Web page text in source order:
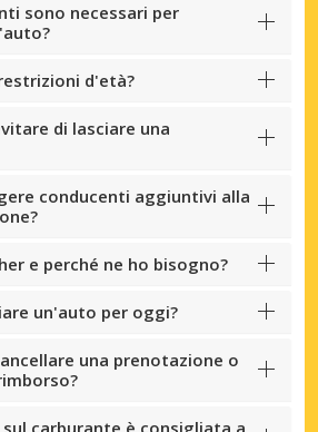
sono necessari per
d'età?
di lasciare una
conducenti aggiuntivi alla
e perché ne ho bisogno?
un'auto per oggi?
una prenotazione o